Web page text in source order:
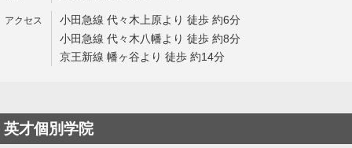
小田急線 代々木上原より 徒歩 約6分
小田急線 代々木八幡より 徒歩 約8分
京王新線 幡ヶ谷より 徒歩 約14分
英才個別学院